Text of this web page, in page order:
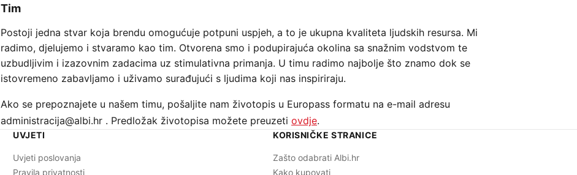
Tim
Postoji jedna stvar koja brendu omogućuje potpuni uspjeh, a to je ukupna kvaliteta ljudskih resursa. Mi
radimo, djelujemo i stvaramo kao tim. Otvorena smo i podupirajuća okolina sa snažnim vodstvom te
uzbudljivim i izazovnim zadacima uz stimulativna primanja. U timu radimo najbolje što znamo dok se
istovremeno zabavljamo i uživamo surađujući s ljudima koji nas inspiriraju.
Ako se prepoznajete u našem timu, pošaljite nam životopis u Europass formatu na e-mail adresu
administracija@albi.hr . Predložak životopisa možete preuzeti ovdje.
UVJETI
Uvjeti poslovanja
Pravila privatnosti
KORISNIČKE STRANICE
Zašto odabrati Albi.hr
Kako kupovati